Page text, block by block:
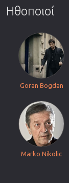
Ηθοποιοί
Goran Bogdan
Marko Nikolic